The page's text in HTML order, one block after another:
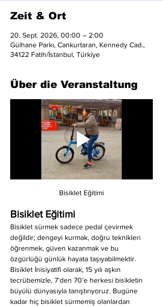
Zeit & Ort
20. Sept. 2026, 00:00 – 2:00
Gülhane Parkı, Cankurtaran, Kennedy Cad.,
34122 Fatih/İstanbul, Türkiye
Über die Veranstaltung
Bisiklet Eğitimi
Bisiklet Eğitimi
Bisiklet sürmek sadece pedal çevirmek
değildir; dengeyi kurmak, doğru teknikleri
öğrenmek, güven kazanmak ve bu
özgürlüğü günlük hayata taşıyabilmektir.
Bisiklet İnisiyatifi olarak, 15 yılı aşkın
tecrübemizle, 7’den 70’e herkesi bisikletin
büyülü dünyasıyla tanıştırıyoruz. Bugüne
kadar hiç bisiklet sürmemiş olanlardan